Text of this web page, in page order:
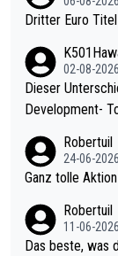
Dritter Euro
02-08-2026
Dieser Unterschied
Development-
mal 40+ erst recht. Da gewinnst keinen Blumentopf - ist
h krasser wie ein Pokalspiel eines Kreisligisten vs einem Bund
Robertuil
24-06-2026
Ganz tolle
Robertuil
11-06-2026
Das beste, was